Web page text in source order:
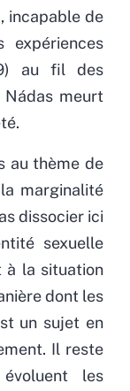
incapable de
au fil des
Nádas meurt
au thème de
marginalité
dissocier ici
sexuelle
à la situation
dont les
un sujet en
Il reste
les